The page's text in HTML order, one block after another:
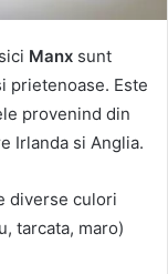
Manx sunt
prietenoase. Este
provenind din
Irlanda si Anglia.
diverse culori
tarcata, maro)